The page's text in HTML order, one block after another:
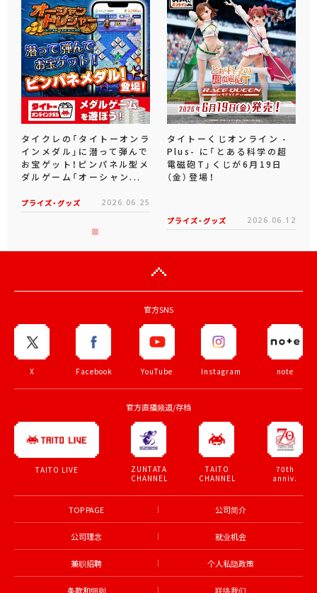
タイクレの「タイトーオンラ
インメダル」に潜って弾んで
お宝ゲット！ピンパネル型メ
ダルゲーム「オーシャン...
プライズ・グッズ 2026.06.25
タイトーくじオンライン -
Plus- に「とある科学の超
電磁砲T」くじが6月19日
（金）登場！
プライズ・グッズ 2026.06.12
官方SNS
X Facebook YouTube Instagram note
官方直播频道/存档
TAITO LIVE
ZUNTATA
CHANNEL
TAITO
CHANNEL
70th
anniv.
TOP PAGE 公司简介
公司理念 就业机会
兼职招聘 个人私隐政策